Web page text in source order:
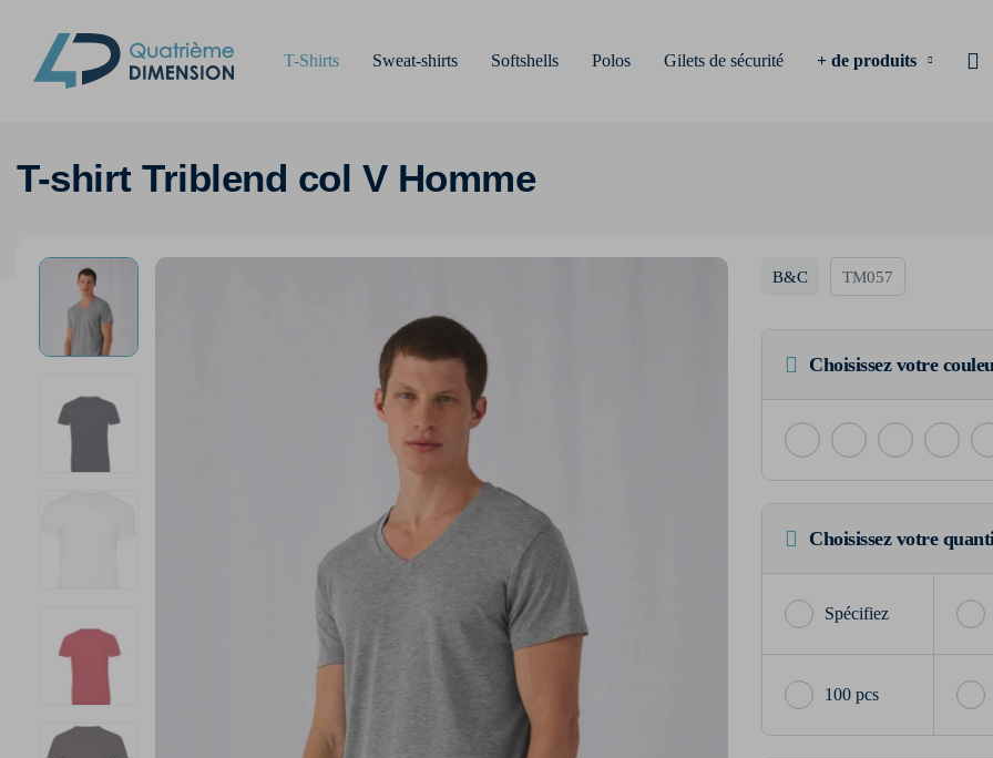
T-Shirts Sweat-shirts Softshells Polos Gilets de sécurité + de produits
T-shirt Triblend col V Homme
B&C TM057
Choisissez votre
Choisissez votre
100 pcs